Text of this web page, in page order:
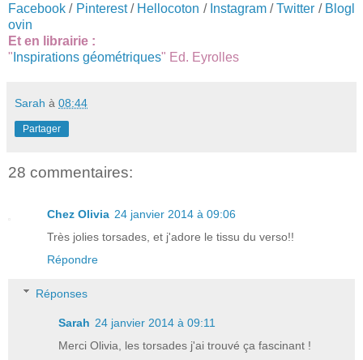
Facebook / Pinterest/ Hellocoton / Instagram/Twitter / Blogl
ovin
Et en librairie :
" Inspirations géométriques" Ed. Eyrolles
Sarah à 08:44
Partager
28 commentaires:
Chez Olivia 24 janvier 2014 à 09:06
Très jolies torsades, et j'adore le tissu du verso!!
Répondre
Réponses
Sarah 24 janvier 2014 à 09:11
Merci Olivia, les torsades j'ai trouvé ça fascinant !